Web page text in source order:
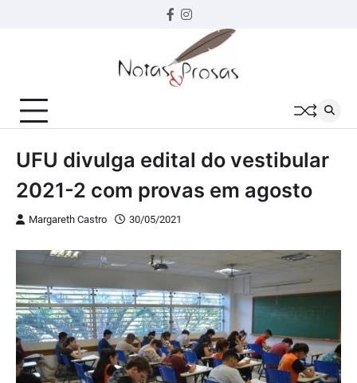
Facebook
instagram
UFU divulga edital do vestibular
2021-2 com provas em agosto
Margareth Castro 30/05/2021